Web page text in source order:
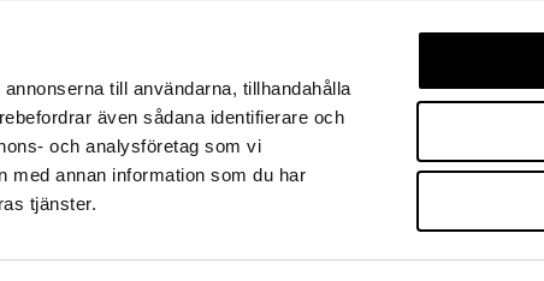
till användarna, tillhandahålla
även sådana identifierare och
och analysföretag som vi
med annan information som du har
tjänster.
Grunddata
Copyright 2025 HögforsGST